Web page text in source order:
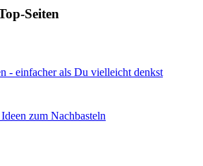
Seiten
- einfacher als Du vielleicht denkst
zum Nachbasteln